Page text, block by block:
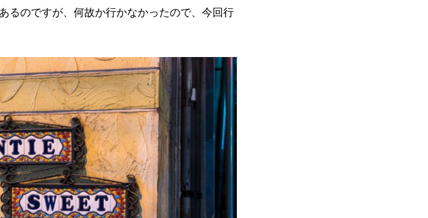
るのですが、何故か行かなかったので、今回行